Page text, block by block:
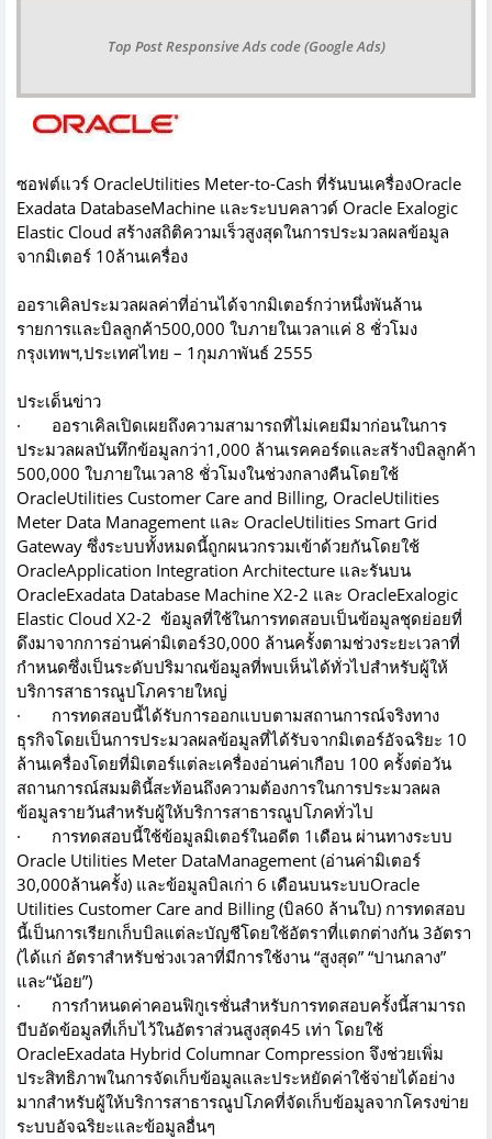
Top Post Responsive Ads code (Google Ads)
ซอฟต์แวร์ OracleUtilities Meter-to-Cash ที่รันบนเครื่องOracle
Exadata DatabaseMachine และระบบคลาวด์ Oracle Exalogic
Elastic Cloud สร้างสถิติความเร็วสูงสุดในการประมวลผลข้อมูล
จากมิเตอร์ 10ล้านเครื่อง
ออราเคิลประมวลผลค่าที่อ่านได้จากมิเตอร์กว่าหนึ่งพันล้าน
รายการและบิลลูกค้า500,000 ใบภายในเวลาแค่ 8 ชั่วโมง
กรุงเทพฯ,ประเทศไทย – 1กุมภาพันธ์ 2555
ประเด็นข่าว
· ออราเคิลเปิดเผยถึงความสามารถที่ไม่เคยมีมาก่อนในการ
ประมวลผลบันทึกข้อมูลกว่า1,000 ล้านเรคคอร์ดและสร้างบิลลูกค้า
500,000 ใบภายในเวลา8 ชั่วโมงในช่วงกลางคืนโดยใช้
OracleUtilities Customer Care and Billing, OracleUtilities
Meter Data Management และ OracleUtilities Smart Grid
Gateway ซึ่งระบบทั้งหมดนี้ถูกผนวกรวมเข้าด้วยกันโดยใช้
OracleApplication Integration Architecture และรันบน
OracleExadata Database Machine X2-2 และ OracleExalogic
Elastic Cloud X2-2 ข้อมูลที่ใช้ในการทดสอบเป็นข้อมูลชุดย่อยที่
ดึงมาจากการอ่านค่ามิเตอร์30,000 ล้านครั้งตามช่วงระยะเวลาที่
กำหนดซึ่งเป็นระดับปริมาณข้อมูลที่พบเห็นได้ทั่วไปสำหรับผู้ให้
บริการสาธารณูปโภครายใหญ่
· การทดสอบนี้ได้รับการออกแบบตามสถานการณ์จริงทาง
ธุรกิจโดยเป็นการประมวลผลข้อมูลที่ได้รับจากมิเตอร์อัจฉริยะ 10
ล้านเครื่องโดยที่มิเตอร์แต่ละเครื่องอ่านค่าเกือบ 100 ครั้งต่อวัน
สถานการณ์สมมตินี้สะท้อนถึงความต้องการในการประมวลผล
ข้อมูลรายวันสำหรับผู้ให้บริการสาธารณูปโภคทั่วไป
· การทดสอบนี้ใช้ข้อมูลมิเตอร์ในอดีต 1เดือน ผ่านทางระบบ
Oracle Utilities Meter DataManagement (อ่านค่ามิเตอร์
30,000ล้านครั้ง) และข้อมูลบิลเก่า 6 เดือนบนระบบOracle
Utilities Customer Care and Billing (บิล60 ล้านใบ) การทดสอบ
นี้เป็นการเรียกเก็บบิลแต่ละบัญชีโดยใช้อัตราที่แตกต่างกัน 3อัตรา
(ได้แก่ อัตราสำหรับช่วงเวลาที่มีการใช้งาน “สูงสุด” “ปานกลาง”
และ“น้อย”)
· การกำหนดค่าคอนฟิกูเรชั่นสำหรับการทดสอบครั้งนี้สามารถ
บีบอัดข้อมูลที่เก็บไว้ในอัตราส่วนสูงสุด45 เท่า โดยใช้
OracleExadata Hybrid Columnar Compression จึงช่วยเพิ่ม
ประสิทธิภาพในการจัดเก็บข้อมูลและประหยัดค่าใช้จ่ายได้อย่าง
มากสำหรับผู้ให้บริการสาธารณูปโภคที่จัดเก็บข้อมูลจากโครงข่าย
ระบบอัจฉริยะและข้อมูลอื่นๆ